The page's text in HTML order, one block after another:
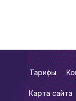
Тарифы
Карта сайта